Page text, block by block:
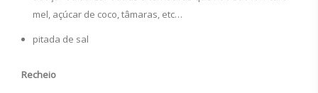
mel, açúcar de coco, tâmaras, etc…
pitada de sal
Recheio